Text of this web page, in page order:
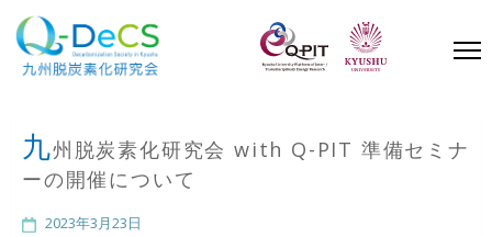
content
九州脱炭素化研究会 with Q-PIT 準備セミナ
ーの開催について
2023年3月23日